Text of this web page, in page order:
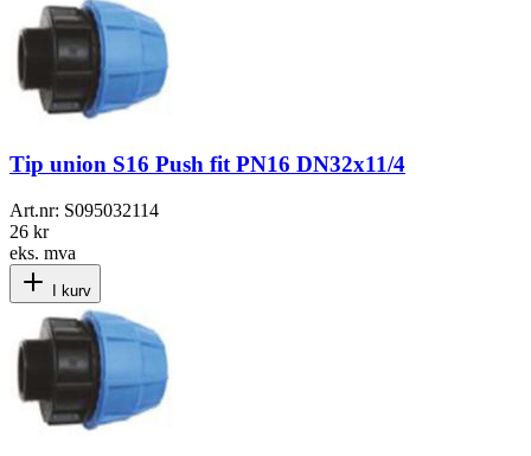
Tip union S16 Push fit PN16 DN32x11/4
Art.nr: S095032114
26 kr
eks. mva
I kurv